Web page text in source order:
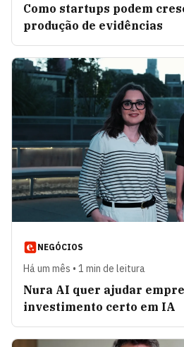
Como startups podem
produção de evidências
NEGÓCIOS
Há um mês • 1 min de leitura
Nura AI quer ajudar
investimento certo em IA